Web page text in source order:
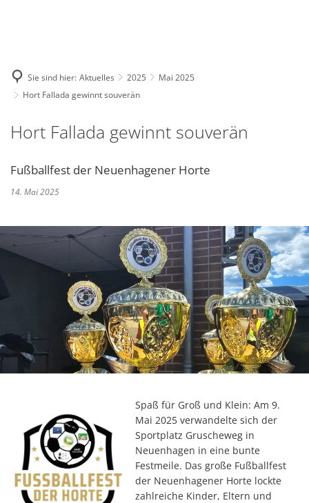
Sie sind hier: Aktuelles 2025
Mai 2025
Hort Fallada gewinnt souverän
Hort Fallada gewinnt souverän
Fußballfest der Neuenhagener Horte
14. Mai 2025
Spaß für Groß und Klein: Am 9.
Mai 2025 verwandelte sich der
Sportplatz Gruscheweg in
Neuenhagen in eine bunte
Festmeile. Das große Fußballfest
der Neuenhagener Horte lockte
zahlreiche Kinder, Eltern und